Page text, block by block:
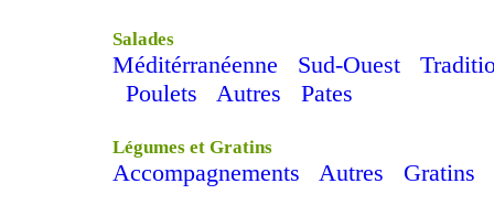
Salades
Méditérranéenne Sud-Ouest
Poulets
Autres Pates
Légumes et Gratins
Accompagnements Autres Gratins